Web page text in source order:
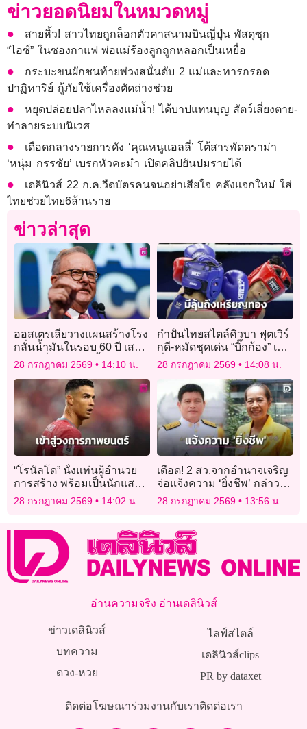
ข่าวยอดนิยมในหมวดหมู่
สายหิ้ว! สาวไทยถูกล็อกตัวคาสนามบินญี่ปุ่น พัสดุซุก
“ไอซ์” ในซองกาแฟ พ่อแม่ร้องลูกถูกหลอกเป็นเหยื่อ
กระบะขนผักชนท้ายพ่วงสนั่นดับ 2 แม่และทารกรอด
ปาฏิหาริย์ กู้ภัยใช้เครื่องตัดถ่างช่วย
หยุดปล่อยปลาไหลลงแม่น้ำ! ได้บาปแทนบุญ สัตว์เสี่ยงตาย-
ทำลายระบบนิเวศ
เดือดกลางรายการดัง ‘คุณหนูแอลลี่’ โต้สารพัดดราม่า
‘หนุ่ม กรรชัย’ เบรกหัวคะมำ เปิดคลิปยันปมรายได้
เดลินิวส์ 22 ก.ค.วืดบัตรคนจนอย่าเสียใจ คลังแจกใหม่ ใส่
ไทยช่วยไทย6ล้านราย
ข่าวล่าสุด
ออสเตรเลียวางแผนสร้างโรง
กลั่นน้ำมันในรอบ 60 ปี เสริม
ความมั่นคงด้านเชื้อเพลิง
28 กรกฎาคม 2569 14:10 น.
กำปั้นไทยสไตล์คิวบา ฟุตเวิร์
กดี-หมัดชุดเด่น “บิ๊กก้อง” เชื่อ
มั่น มีลุ้นถึงเหรียญทอง ศึกเอ
เชียนเกมส์ ครั้งที่ 20
28 กรกฎาคม 2569 14:08 น.
“โรนัลโด” นั่งแท่นผู้อำนวย
การสร้าง พร้อมเป็นนักแสดง
เข้าหน้ากล้องด้วยตัวเองในซี
รีส์เรื่อง “Day 1s”
28 กรกฎาคม 2569 14:02 น.
เดือด! 2 สว.จากอำนาจเจริญ
จ่อแจ้งความ ‘ยิ่งชีพ’ กล่าวหา
ขาดคุณสมบัติ
28 กรกฎาคม 2569 13:56 น.
อ่านความจริง อ่านเดลินิวส์
ข่าวเดลินิวส์
บทความ
ดวง-หวย
ไลฟ์สไตล์
เดลินิวส์clips
PR by dataxet
ติดต่อโฆษณาร่วมงานกับเราติดต่อเรา